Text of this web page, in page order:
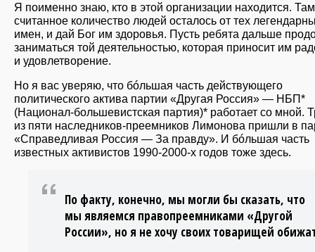
Я поименно знаю, кто в этой организации находится. Там
считанное количество людей осталось от тех
имен, и дай Бог им здоровья. Пусть ребята дальше
заниматься той деятельностью, которая приносит им
и удовлетворение.
Но я вас уверяю, что бóльшая часть действующего
политического актива партии «Другая Россия» — НБП*
(Национал-большевистская партия)* работает со мной.
из пяти наследников-преемников Лимонова пришли в
«Справедливая Россия — За правду». И бóльшая часть
известных активистов 1990-2000-х годов тоже здесь.
По факту, конечно, мы могли бы сказать, что
мы являемся правопреемниками «Другой
России», но я не хочу своих товарищей